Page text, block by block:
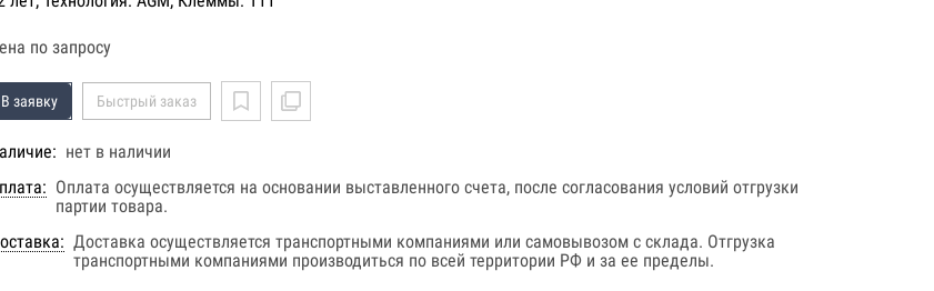
по запросу
В заявку Быстрый заказ
нет в наличии
Оплата осуществляется на основании выставленного счета, после согласования условий отгрузки
партии товара.
Доставка осуществляется транспортными компаниями или самовывозом с склада. Отгрузка
транспортными компаниями производиться по всей территории РФ и за ее пределы.